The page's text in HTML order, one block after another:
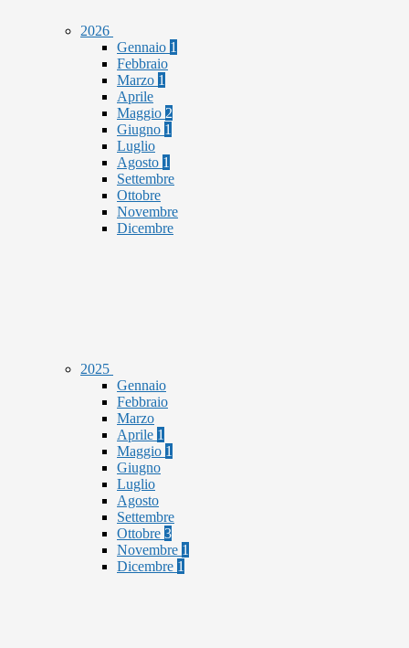
2026
Gennaio 1
Febbraio
Marzo 1
Aprile
Maggio 2
Giugno 1
Luglio
Agosto 1
Settembre
Ottobre
Novembre
Dicembre
2025
Gennaio
Febbraio
Marzo
Aprile 1
Maggio 1
Giugno
Luglio
Agosto
Settembre
Ottobre 3
Novembre 1
Dicembre 1